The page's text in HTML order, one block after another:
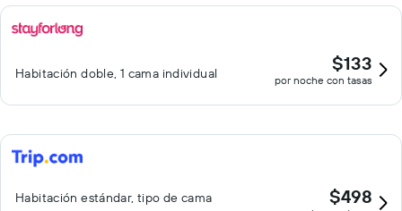
Habitación doble, 1 cama individual $133
por noche con tasas
Habitación estándar, tipo de cama
$498